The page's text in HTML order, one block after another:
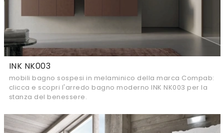
INK NK003
mobili bagno sospesi in melaminico della marca Compab:
clicca e scopri l'arredo bagno moderno INK NK003 per la
stanza del benessere.